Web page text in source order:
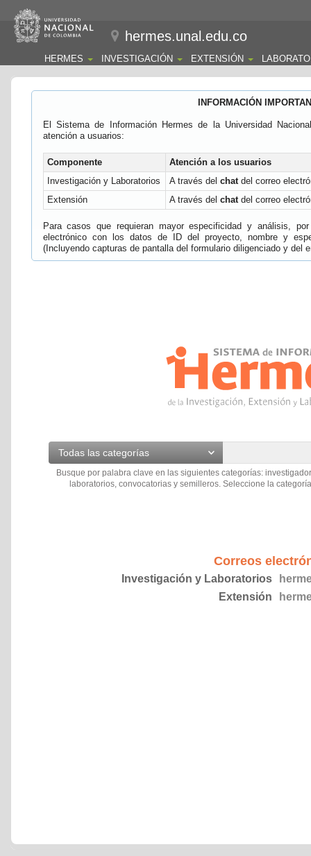
hermes.unal.edu.co
HERMES INVESTIGACIÓN EXTENSIÓN
INFORMACIÓN
El Sistema de Información Hermes de la Universidad
atención a usuarios:
Componente
Atención a los usuarios
Investigación y Laboratorios
A través del chatdel correo
Extensión
A través del chatdel correo
Para casos que requieran mayor especificidad y análisis,
electrónico con los datos de ID del proyecto, nombre y
(Incluyendo capturas de pantalla del formulario diligenciado y del
Todas las categorías
Busque por palabra clave en las siguientes categorías:
laboratorios, convocatorias y semilleros. Seleccione la
Correos
Investigación y Laboratorios
Extensión